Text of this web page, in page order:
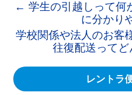
← 学生の引越しって何
に分かり
学校関係や法人のお客
往復配送ってど
レントラ